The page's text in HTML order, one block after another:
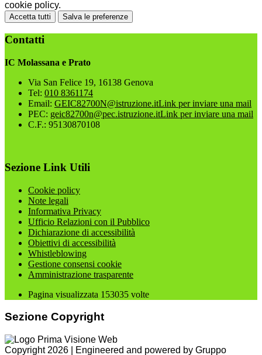
cookie policy.
Accetta tutti Salva le preferenze
Contatti
IC Molassana e Prato
Via San Felice 19, 16138 Genova
Tel: 010 8361174
Email: GEIC82700N@istruzione.itLink per inviare una mail
PEC: geic82700n@pec.istruzione.itLink per inviare una mail
C.F.: 95130870108
Sezione Link Utili
Cookie policy
Note legali
Informativa Privacy
Ufficio Relazioni con il Pubblico
Dichiarazione di accessibilità
Obiettivi di accessibilità
Whistleblowing
Gestione consensi cookie
Amministrazione trasparente
Pagina visualizzata 153035 volte
Sezione Copyright
Copyright 2026 | Engineered and powered by Gruppo